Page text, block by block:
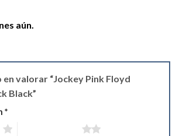
aún.
en valorar “Jockey Pink Floyd
Black”
*